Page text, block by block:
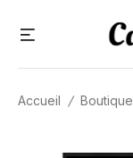
Accueil / Boutique